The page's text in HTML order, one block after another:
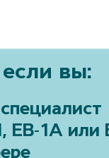
вы:
EB-1A или